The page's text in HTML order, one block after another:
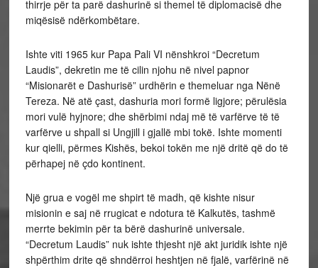
thirrje për ta parë dashurinë si themel të diplomacisë dhe
miqësisë ndërkombëtare.
Ishte viti 1965 kur Papa Pali VI nënshkroi “Decretum
Laudis”, dekretin me të cilin njohu në nivel papnor
“Misionarët e Dashurisë” urdhërin e themeluar nga Nënë
Tereza. Në atë çast, dashuria mori formë ligjore; përulësia
mori vulë hyjnore; dhe shërbimi ndaj më të varfërve të të
varfërve u shpall si Ungjill i gjallë mbi tokë. Ishte momenti
kur qielli, përmes Kishës, bekoi tokën me një dritë që do të
përhapej në çdo kontinent.
Një grua e vogël me shpirt të madh, që kishte nisur
misionin e saj në rrugicat e ndotura të Kalkutës, tashmë
merrte bekimin për ta bërë dashurinë universale.
“Decretum Laudis” nuk ishte thjesht një akt juridik ishte një
shpërthim drite që shndërroi heshtjen në fjalë, varfërinë në